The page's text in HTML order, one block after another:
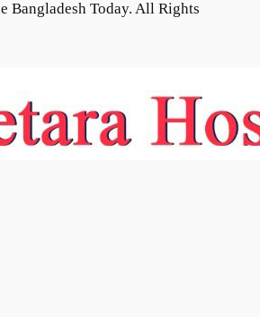
Bangladesh Today. All Rights